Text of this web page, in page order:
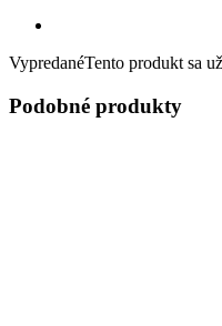
VypredanéTento produkt sa
Podobné produkty